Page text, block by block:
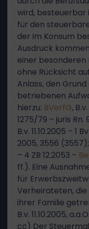
wird, besteuerbar
für den
der im Konsum
Ausdruck
einer besonderen
ohne Rücksicht
Anlass, den
betriebenen
hierzu: BVerfG,
1275/79 – juris Rn.
B.v. 11.10.2005 – 1
2005, 3556 (3557);
– 4 ZB 12.2053 –
ff.). Eine
für
Verheirateten,
ihrer Familie
B.v. 11.10.2005,
cc) Der